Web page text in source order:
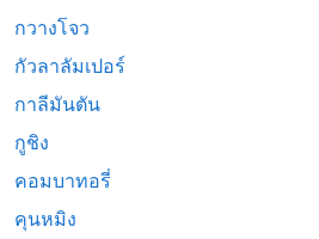
กวางโจว
กัวลาลัมเปอร์
กาลีมันตัน
กูชิง
คอมบาทอรี่
คุนหมิง